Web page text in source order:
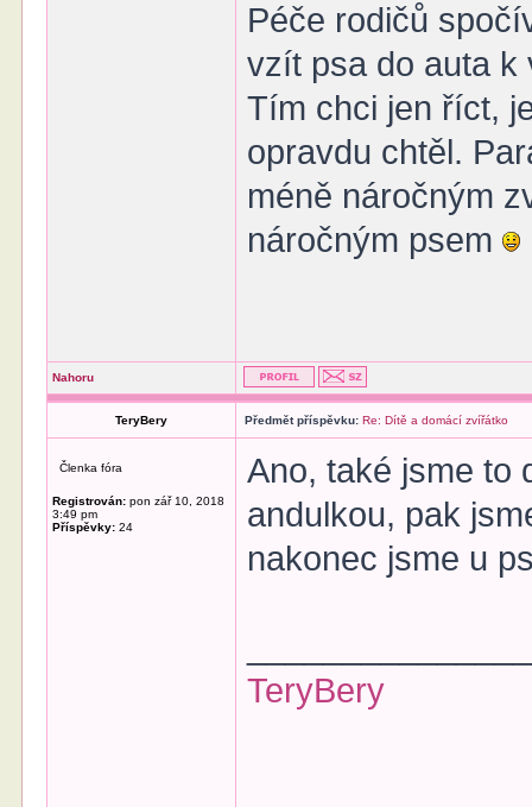
Péče rodičů
vzít psa do auta k
Tím chci jen říct,
opravdu chtěl.
méně náročným
náročným psem
Nahoru
TeryBery Předmět příspěvku: Re: Dítě a domácí zvířátko
Členka fóra
Registrován: pon zář 10, 2018
3:49 pm
Příspěvky: 24
Ano, také jsme to
andulkou, pak
nakonec jsme u
TeryBery